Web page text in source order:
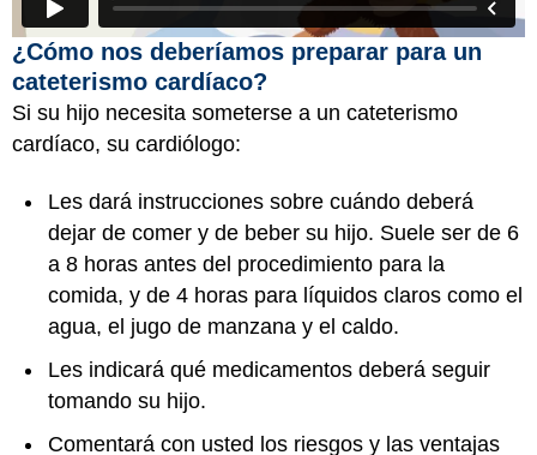
¿Cómo nos deberíamos preparar para un
cateterismo cardíaco?
Si su hijo necesita someterse a un cateterismo
cardíaco, su cardiólogo:
Les dará instrucciones sobre cuándo deberá
dejar de comer y de beber su hijo. Suele ser de 6
a 8 horas antes del procedimiento para la
comida, y de 4 horas para líquidos claros como el
agua, el jugo de manzana y el caldo.
Les indicará qué medicamentos deberá seguir
tomando su hijo.
Comentará con usted los riesgos y las ventajas